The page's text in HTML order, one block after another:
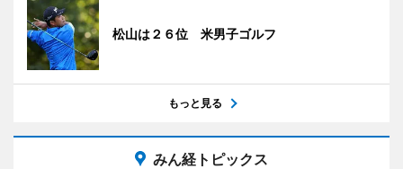
松山は２６位 米男子ゴルフ
もっと見る
みん経トピックス